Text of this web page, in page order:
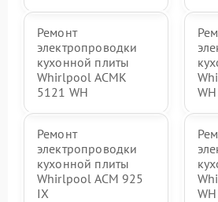
Ремонт
электропроводки
кухонной плиты
Whirlpool ACMK
5121 WH
WH
Ремонт
электропроводки
кухонной плиты
Whirlpool ACM 925
IX
WH